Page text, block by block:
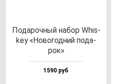
Пода­роч­ный на­бор Whis­
key «Ново­год­ний по­да­
рок»
1590 руб